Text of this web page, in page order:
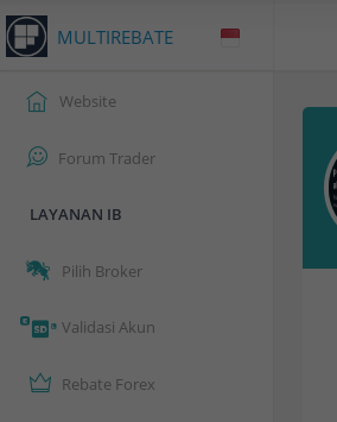
MULTIREBATE
Website
Forum Trader
LAYANAN IB
Pilih Broker
Validasi Akun
Rebate Forex